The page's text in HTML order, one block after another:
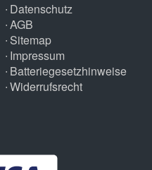
Datenschutz
AGB
Sitemap
Impressum
Batteriegesetzhinweise
Widerrufsrecht